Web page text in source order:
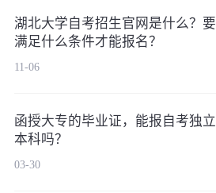
湖北大学自考招生官网是什么？要
满足什么条件才能报名？
11-06
函授大专的毕业证，能报自考独立
本科吗？
03-30